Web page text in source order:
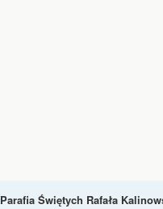
Parafia Świętych Rafała